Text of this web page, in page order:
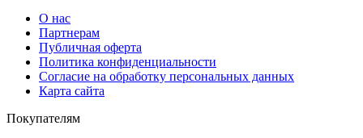
О нас
Партнерам
Публичная оферта
Политика конфиденциальности
Согласие на обработку персональных данных
Карта сайта
Покупателям